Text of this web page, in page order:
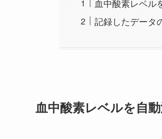
血中酸素レベル
記録したデータ
血中酸素レベルを自